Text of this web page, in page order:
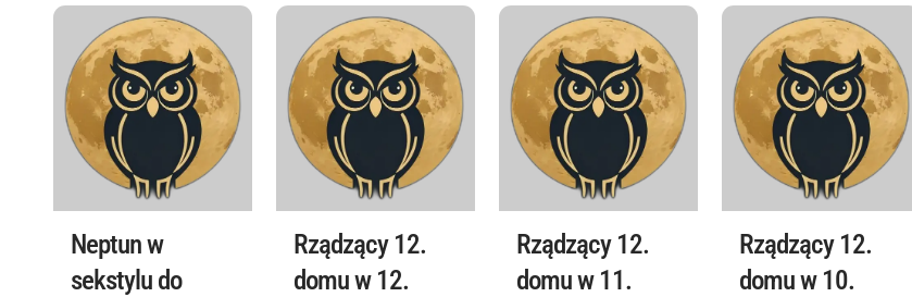
Neptun w
sekstylu do
Rządzący 12.
domu w 12.
Rządzący 12.
domu w 11.
Rządzący 12.
domu w 10.